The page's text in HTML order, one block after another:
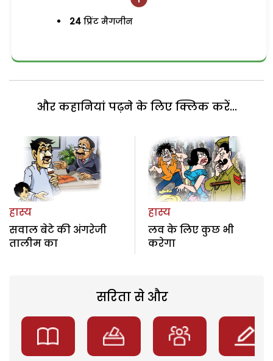
24 प्रिंट मैगजीन
और कहानियां पढ़ने के लिए क्लिक करें...
हास्य
सवाल बेटे की अंगरेजी
तालीम का
हास्य
लव के लिए कुछ भी
करेगा
सरिता से और